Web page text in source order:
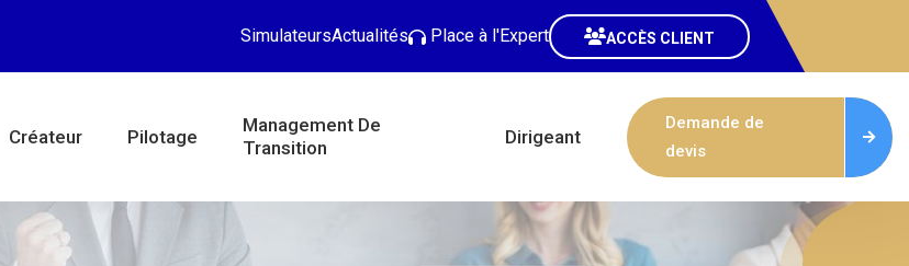
SimulateursActualités Place à l'Expert ACCÈS CLIENT
Créateur Pilotage
Management De
Transition
Dirigeant
Demande de
devis